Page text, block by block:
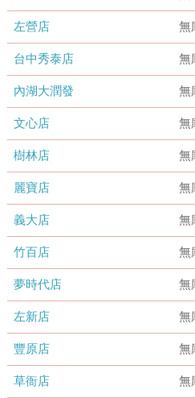
左營店 無
台中秀泰店 無
內湖大潤發 無
文心店 無
樹林店 無
麗寶店 無
義大店 無
竹百店 無
夢時代店 無
左新店 無
豐原店 無
草衙店 無